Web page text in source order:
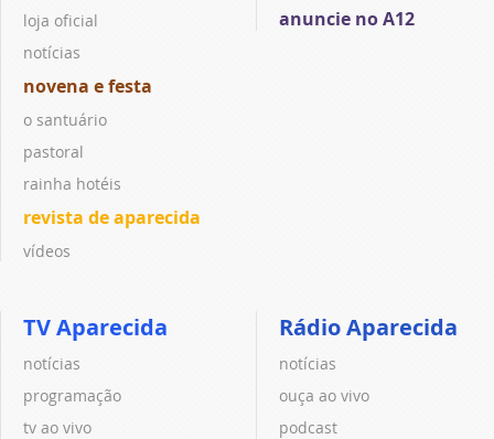
loja oficial
notícias
novena e festa
o santuário
pastoral
rainha hotéis
revista de aparecida
vídeos
anuncie no A12
TV Aparecida
notícias
programação
tv ao vivo
Rádio Aparecida
notícias
ouça ao vivo
podcast